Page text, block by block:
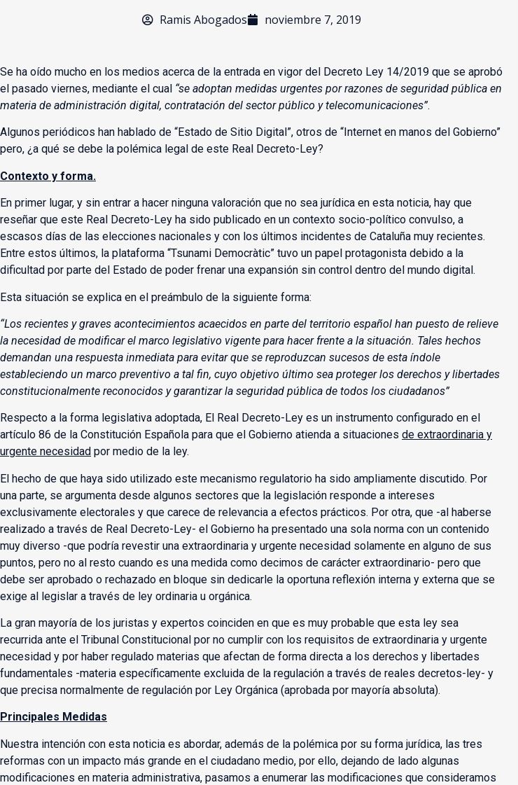
Ramis Abogados noviembre 7, 2019
Se ha oído mucho en los medios acerca de la entrada en vigor del Decreto Ley 14/2019 que se aprobó
el pasado viernes, mediante el cual “se adoptan medidas urgentes por razones de seguridad pública en
materia de administración digital, contratación del sector público y telecomunicaciones”.
Algunos periódicos han hablado de “Estado de Sitio Digital”, otros de “Internet en manos del Gobierno”
pero, ¿a qué se debe la polémica legal de este Real Decreto-Ley?
Contexto y forma.
En primer lugar, y sin entrar a hacer ninguna valoración que no sea jurídica en esta noticia, hay que
reseñar que este Real Decreto-Ley ha sido publicado en un contexto socio-político convulso, a
escasos días de las elecciones nacionales y con los últimos incidentes de Cataluña muy recientes.
Entre estos últimos, la plataforma “Tsunami Democràtic” tuvo un papel protagonista debido a la
dificultad por parte del Estado de poder frenar una expansión sin control dentro del mundo digital.
Esta situación se explica en el preámbulo de la siguiente forma:
“Los recientes y graves acontecimientos acaecidos en parte del territorio español han puesto de relieve
la necesidad de modificar el marco legislativo vigente para hacer frente a la situación. Tales hechos
demandan una respuesta inmediata para evitar que se reproduzcan sucesos de esta índole
estableciendo un marco preventivo a tal fin, cuyo objetivo último sea proteger los derechos y libertades
constitucionalmente reconocidos y garantizar la seguridad pública de todos los ciudadanos”
Respecto a la forma legislativa adoptada, El Real Decreto-Ley es un instrumento configurado en el
artículo 86 de la Constitución Española para que el Gobierno atienda a situaciones de extraordinaria y
urgente necesidad por medio de la ley.
El hecho de que haya sido utilizado este mecanismo regulatorio ha sido ampliamente discutido. Por
una parte, se argumenta desde algunos sectores que la legislación responde a intereses
exclusivamente electorales y que carece de relevancia a efectos prácticos. Por otra, que -al haberse
realizado a través de Real Decreto-Ley- el Gobierno ha presentado una sola norma con un contenido
muy diverso -que podría revestir una extraordinaria y urgente necesidad solamente en alguno de sus
puntos, pero no al resto cuando es una medida como decimos de carácter extraordinario- pero que
debe ser aprobado o rechazado en bloque sin dedicarle la oportuna reflexión interna y externa que se
exige al legislar a través de ley ordinaria u orgánica.
La gran mayoría de los juristas y expertos coinciden en que es muy probable que esta ley sea
recurrida ante el Tribunal Constitucional por no cumplir con los requisitos de extraordinaria y urgente
necesidad y por haber regulado materias que afectan de forma directa a los derechos y libertades
fundamentales -materia específicamente excluida de la regulación a través de reales decretos-ley- y
que precisa normalmente de regulación por Ley Orgánica (aprobada por mayoría absoluta).
Principales Medidas
Nuestra intención con esta noticia es abordar, además de la polémica por su forma jurídica, las tres
reformas con un impacto más grande en el ciudadano medio, por ello, dejando de lado algunas
modificaciones en materia administrativa, pasamos a enumerar las modificaciones que consideramos